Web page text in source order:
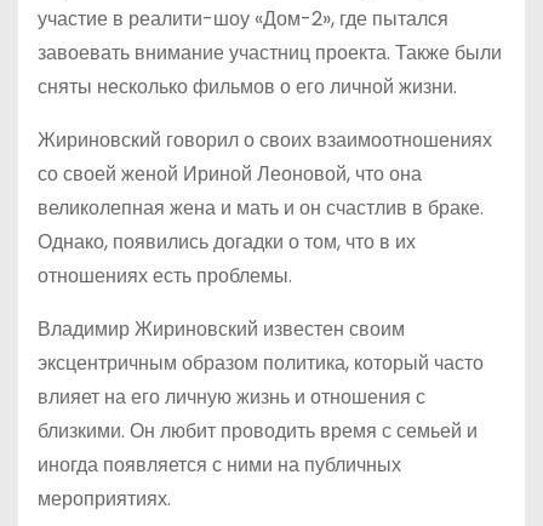
участие в реалити-шоу «Дом-2», где пытался
завоевать внимание участниц проекта. Также были
сняты несколько фильмов о его личной жизни.
Жириновский говорил о своих взаимоотношениях
со своей женой Ириной Леоновой, что она
великолепная жена и мать и он счастлив в браке.
Однако, появились догадки о том, что в их
отношениях есть проблемы.
Владимир Жириновский известен своим
эксцентричным образом политика, который часто
влияет на его личную жизнь и отношения с
близкими. Он любит проводить время с семьей и
иногда появляется с ними на публичных
мероприятиях.